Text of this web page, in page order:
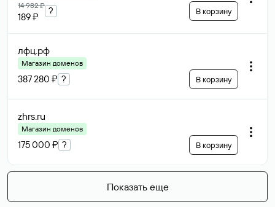
14 982 ₽
189 ₽
? В корзину
лфц.рф
Магазин доменов
387 280 ₽ ? В корзину
zhrs.ru
Магазин доменов
175 000 ₽ ? В корзину
Показать еще